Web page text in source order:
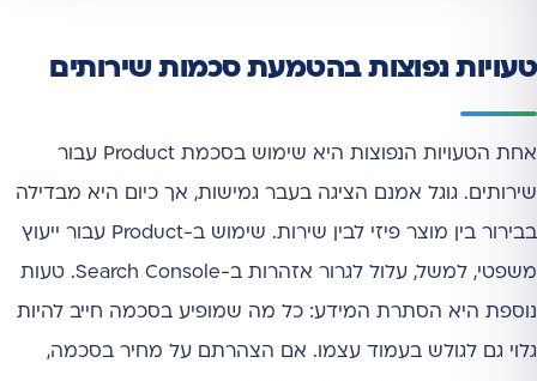
טעויות נפוצות בהטמעת סכמות שירותים
אחת הטעויות הנפוצות היא שימוש בסכמת Product עבור
שירותים. גוגל אמנם הציגה בעבר גמישות, אך כיום היא מבדילה
בבירור בין מוצר פיזי לבין שירות. שימוש ב-Product עבור ייעוץ
משפטי, למשל, עלול לגרור אזהרות ב-Search Console. טעות
נוספת היא הסתרת המידע: כל מה שמופיע בסכמה חייב להיות
גלוי גם לגולש בעמוד עצמו. אם הצהרתם על מחיר בסכמה,